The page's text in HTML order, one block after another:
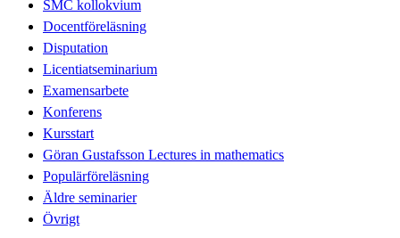
SMC kollokvium
Docentföreläsning
Disputation
Licentiatseminarium
Examensarbete
Konferens
Kursstart
Göran Gustafsson Lectures in mathematics
Populärföreläsning
Äldre seminarier
Övrigt